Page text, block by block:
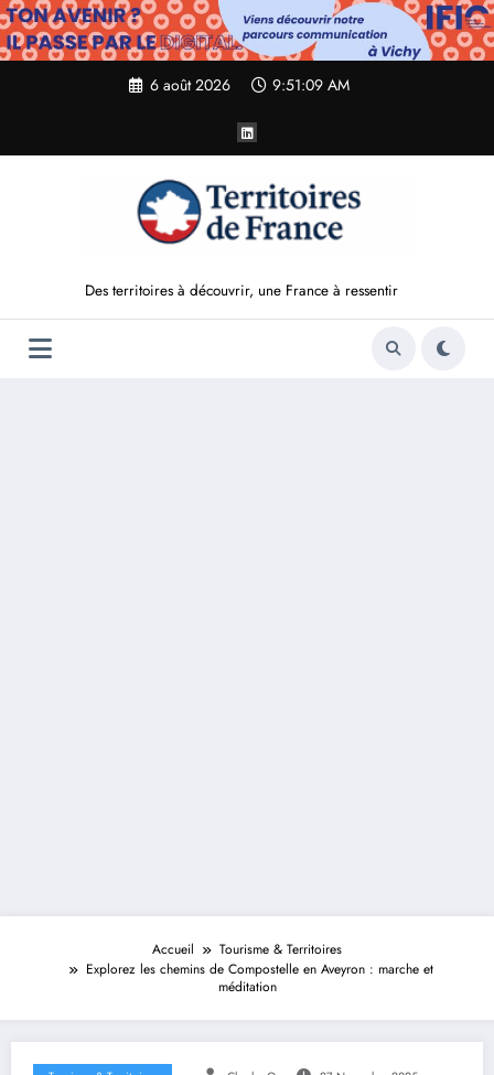
Aller
au
contenu
6 août 2026 9:51:11 AM
Des territoires à découvrir, une France à ressentir
Accueil
Tourisme & Territoires
Explorez les chemins de Compostelle en Aveyron : marche et
méditation